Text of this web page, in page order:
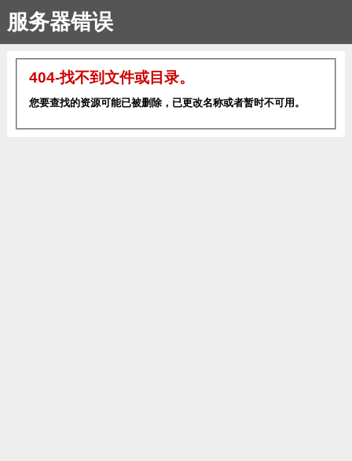
服务器错误
404-找不到文件或目录。
您要查找的资源可能已被删除，已更改名称或者暂时不可用。